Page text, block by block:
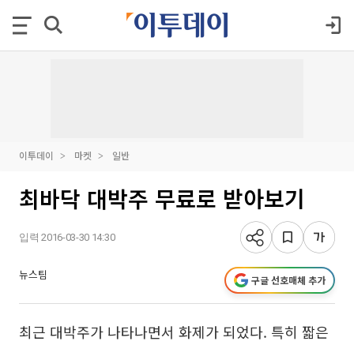
이투데이 마켓 일반
최바닥 대박주 무료로 받아보기
입력 2016-03-30 14:30
뉴스팀 구글 선호매체 추가
최근 대박주가 나타나면서 화제가 되었다. 특히 짧은